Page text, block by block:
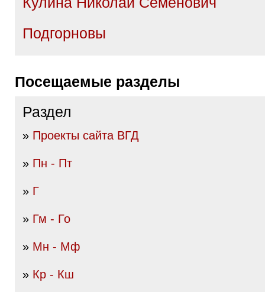
Подгорновы
Посещаемые разделы
Раздел
» Проекты сайта ВГД
» Пн - Пт
» Г
» Гм - Го
» Мн - Мф
» Кр - Кш